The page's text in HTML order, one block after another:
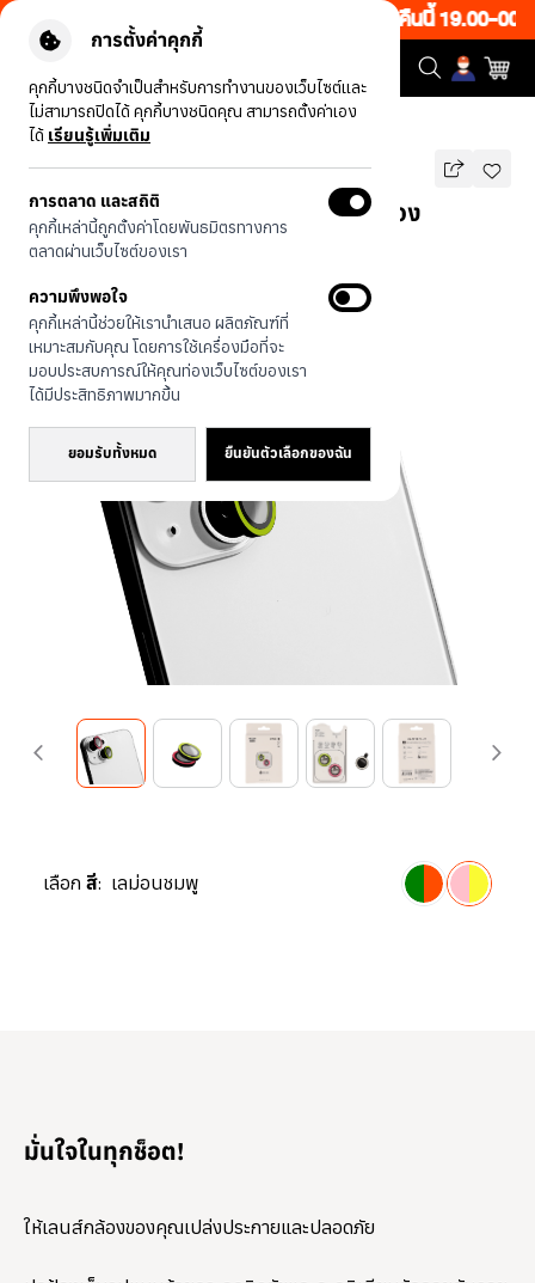
การตั้งค่าคุกกี้
คุกกี้บางชนิดจำเป็นสำหรับการทำงานของเว็บไซต์และ
ไม่สามารถปิดได้ คุกกี้บางชนิดคุณ สามารถตั้งค่าเอง
ได้ เรียนรู้เพิ่มเติม
การตลาด และสถิติ
คุกกี้เหล่านี้ถูกตั้งค่าโดยพันธมิตรทางการ
ตลาดผ่านเว็บไซต์ของเรา
ความพึงพอใจ
คุกกี้เหล่านี้ช่วยให้เรานำเสนอ ผลิตภัณฑ์ที่
เหมาะสมกับคุณ โดยการใช้เครื่องมือที่จะ
มอบประสบการณ์ให้คุณท่องเว็บไซต์ของเรา
ได้มีประสิทธิภาพมากขึ้น
ยอมรับทั้งหมด ยืนยันตัวเลือกของฉัน
Flash Sale ลดทั้งเว็บ 50% เพียงช้อป 1 ชิ้น เริ่มคืนนี้ 19.00-
รุ่นทั้งหมด เลนส์กล้อง iPhone 15/Plus สีชมพูเหลือง
เลนส์กล้อง iPhone 15/Plus สีชมพูเหลือง
190 บาท
ประหยัดไป 200
เลือก สี: เลม่อนชมพู
มั่นใจในทุกช็อต!
ให้เลนส์กล้องของคุณเปล่งประกายและปลอดภัย